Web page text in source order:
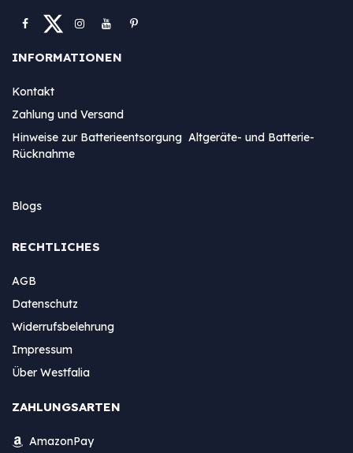
INFORMATIONEN
Kontakt
Zahlung und Versand
Hinweise zur Batterieentsorgung Altgeräte- und Batterie-
Rücknahme
Blogs
RECHTLICHES
AGB
Datenschutz
Widerrufsbelehrung
Impressum
Über Westfalia
ZAHLUNGSARTEN
AmazonPay